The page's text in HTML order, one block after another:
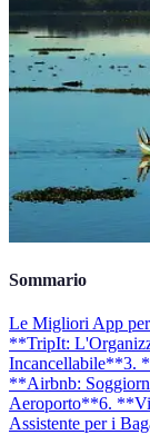
Sommario
Le Migliori App
**TripIt:
Incancellabile**3.
**Airbnb:
Aeroporto**6.
Assistente per i